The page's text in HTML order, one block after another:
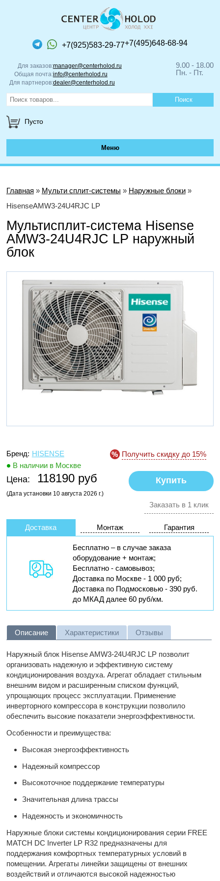
+7(925)583-29-77+7(495)648-68-94
Для заказов:manager@centerholod.ru
Общая почта:info@centerholod.ru
Для партнеров:dealer@centerholod.ru
9.00 - 18.00
Пн. - Пт.
Пусто
Меню
Главная » Мульти сплит-системы » Наружные блоки»
HisenseAMW3-24U4RJC LP
Мультисплит-система Hisense
AMW3-24U4RJC LP наружный
блок
Бренд: HISENSE
В наличии в Москве
Цена: 118190 руб
(Дата установки 10 августа 2026 г.)
Получить скидку до 15%
Заказать в 1 клик
Доставка Монтаж Гарантия
Бесплатно – в случае заказа
оборудование + монтаж;
Бесплатно - самовывоз;
Доставка по Москве - 1 000 руб;
Доставка по Подмосковью - 390 руб.
до МКАД далее 60 руб/км.
Описание Характеристики Отзывы
Наружный блок Hisense AMW3-24U4RJC LP позволит
организовать надежную и эффективную систему
кондиционирования воздуха. Агрегат обладает стильным
внешним видом и расширенным списком функций,
упрощающих процесс эксплуатации. Применение
инверторного компрессора в конструкции позволило
обеспечить высокие показатели энергоэффективности.
Особенности и преимущества:
Высокая энергоэффективность
Надежный компрессор
Высокоточное поддержание температуры
Значительная длина трассы
Надежность и экономичность
Наружные блоки системы кондиционирования серии FREE
MATCH DC Inverter LP R32 предназначены для
поддержания комфортных температурных условий в
помещении. Агрегаты линейки защищены от внешних
воздействий и отличаются высокой надежностью